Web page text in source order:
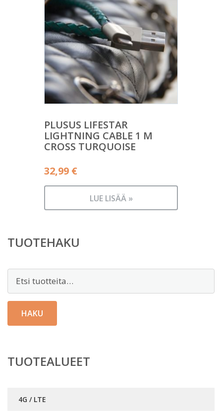
PLUSUS LIFESTAR
LIGHTNING CABLE 1 M
CROSS TURQUOISE
32,99 €
LUE LISÄÄ »
TUOTEHAKU
Etsi:
HAKU
TUOTEALUEET
4G / LTE